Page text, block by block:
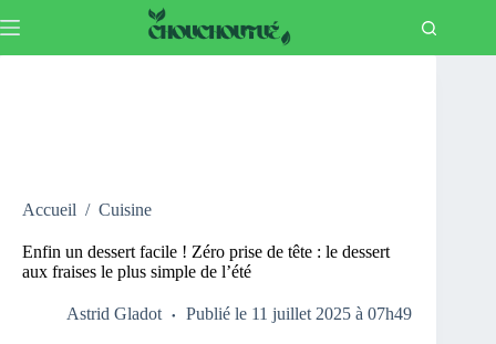
au
Accueil / Cuisine
Enfin un dessert facile ! Zéro prise de tête : le dessert
aux fraises le plus simple de l’été
Astrid Gladot Publié le 11 juillet 2025 à 07h49